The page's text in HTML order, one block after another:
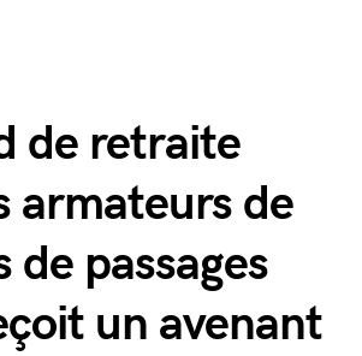
de retraite
armateurs de
de passages
un avenant